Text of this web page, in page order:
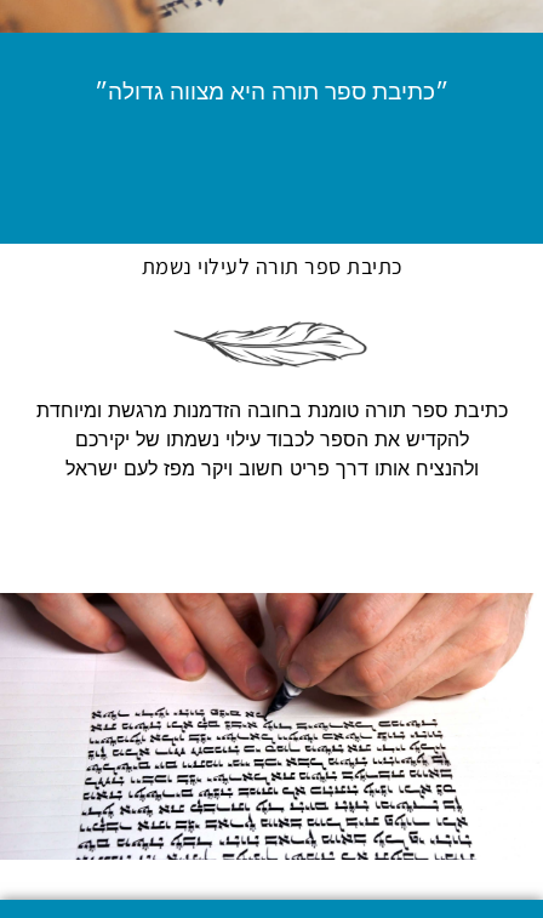
״כתיבת ספר תורה היא מצווה גדולה״
כתיבת ספר תורה לעילוי נשמת
כתיבת ספר תורה טומנת בחובה הזדמנות מרגשת ומיוחדת
להקדיש את הספר לכבוד עילוי נשמתו של יקירכם
ולהנציח אותו דרך פריט חשוב ויקר מפז לעם ישראל